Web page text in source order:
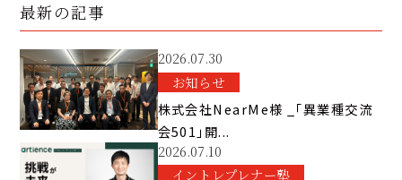
最新の記事
2026.07.30
お知らせ
株式会社NearMe様 _「異業種交流
会501」開...
2026.07.10
イントレプレナー塾